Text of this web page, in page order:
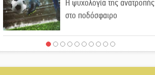
Η ψυχολογία της ανατροπής
στο ποδόσφαιρο
Ένα «ταξίδι» τέχνης και